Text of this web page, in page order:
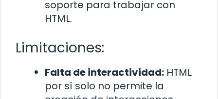
soporte para trabajar con
HTML.
Limitaciones:
Falta de interactividad: HTML
por sí solo no permite la